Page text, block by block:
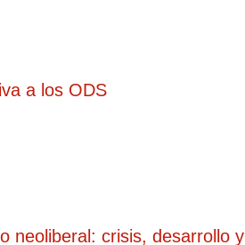
a los ODS
neoliberal: crisis, desarrollo y